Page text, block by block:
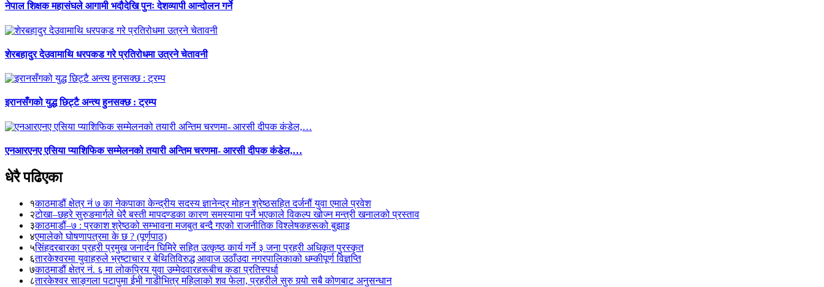
नेपाल शिक्षक महासंघले आगामी भदौदेखि पुनः देशव्यापी आन्दोलन गर्ने
शेरबहादुर देउवामाथि धरपकड गरे प्रतिरोधमा उत्रने चेतावनी
इरानसँगको युद्ध छिट्टै अन्त्य हुनसक्छ : ट्रम्प
एनआरएनए एसिया प्याशिफिक सम्मेलनको तयारी अन्तिम चरणमा- आरसी दीपक कंडेल,…
धेरै पढिएका
१काठमाडौं क्षेत्र नं ७ का नेकपाका केन्द्रीय सदस्य ज्ञानेन्द्र मोहन श्रेष्ठसहित दर्जनौं युवा एमाले प्रवेश
२टोखा–छहरे सुरुङमार्गले धेरै बस्ती मापदण्डका कारण समस्यामा पर्ने भएकाले विकल्प खोज्न मन्त्री खनालको प्रस्ताव
३काठमाडौं–७ : प्रकाश श्रेष्ठको सम्भावना मजबुत बन्दै गएको राजनीतिक विश्लेषकहरूको बुझाइ
४एमालेको घोषणापत्रमा के छ ? (पूर्णपाठ)
५सिंहदरबारका प्रहरी प्रमुख जनार्दन घिमिरे सहित उत्कृष्ठ कार्य गर्ने ३ जना प्रहरी अधिकृत पुरस्कृत
६तारकेश्वरमा युवाहरुले भ्रष्टाचार र बेथितिविरुद्ध आवाज उठाँउदा नगरपालिकाको धम्कीपूर्ण विज्ञप्ति
७काठमाडौं क्षेत्र नं. ६ मा लोकप्रिय युवा उम्मेदवारहरूबीच कडा प्रतिस्पर्धा
८तारकेश्वर साङ्गला पटापुमा ईभी गाडीभित्र महिलाको शव फेला, प्रहरीले सुरु गर्‍यो सबै कोणबाट अनुसन्धान